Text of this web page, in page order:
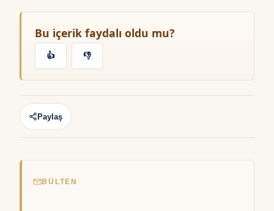
Bu içerik faydalı oldu mu?
👍 👎
Paylaş
BÜLTEN